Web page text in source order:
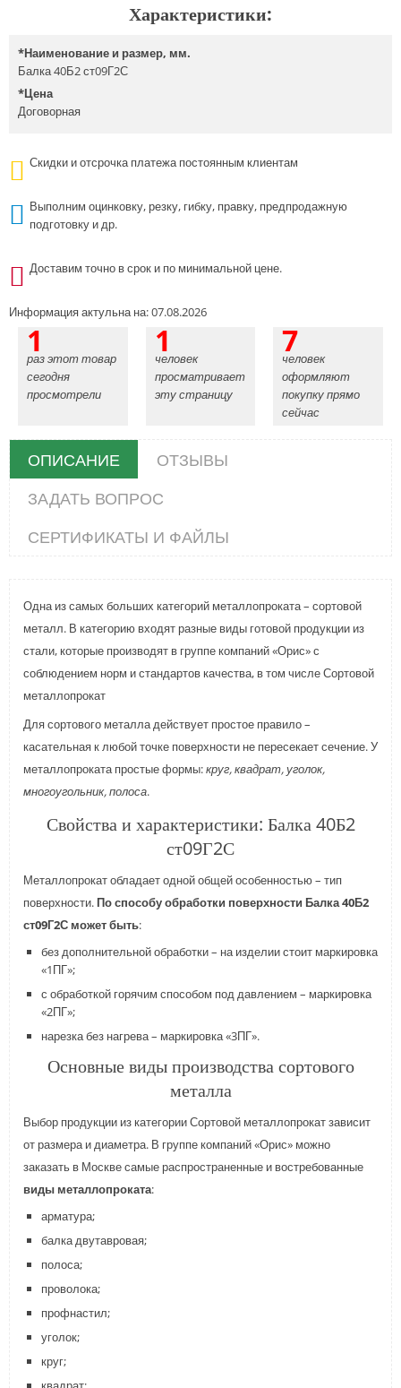
Характеристики:
*Наименование и размер, мм.
Балка 40Б2 ст09Г2С
*Цена
Договорная
Скидки и отсрочка платежа постоянным клиентам
Выполним оцинковку, резку, гибку, правку, предпродажную
подготовку и др.
Доставим точно в срок и по минимальной цене.
Информация актульна на: 07.08.2026
1
раз этот товар
сегодня
просмотрели
1
человек
просматривает
эту страницу
7
человек
оформляют
покупку прямо
сейчас
ОПИСАНИЕ
ОТЗЫВЫ
ЗАДАТЬ ВОПРОС
СЕРТИФИКАТЫ И ФАЙЛЫ
Одна из самых больших категорий металлопроката – сортовой
металл. В категорию входят разные виды готовой продукции из
стали, которые производят в группе компаний «Орис» с
соблюдением норм и стандартов качества, в том числе Сортовой
металлопрокат
Для сортового металла действует простое правило –
касательная к любой точке поверхности не пересекает сечение. У
металлопроката простые формы:круг, квадрат, уголок,
многоугольник, полоса.
Свойства и характеристики: Балка 40Б2
ст09Г2С
Металлопрокат обладает одной общей особенностью – тип
поверхности.По способу обработки поверхности Балка 40Б2
ст09Г2С может быть:
без дополнительной обработки – на изделии стоит маркировка
«1ПГ»;
с обработкой горячим способом под давлением – маркировка
«2ПГ»;
нарезка без нагрева – маркировка «3ПГ».
Основные виды производства сортового
металла
Выбор продукции из категории Сортовой металлопрокат зависит
от размера и диаметра. В группе компаний «Орис» можно
заказать в Москве самые распространенные и востребованные
виды металлопроката:
арматура;
балка двутавровая;
полоса;
проволока;
профнастил;
уголок;
круг;